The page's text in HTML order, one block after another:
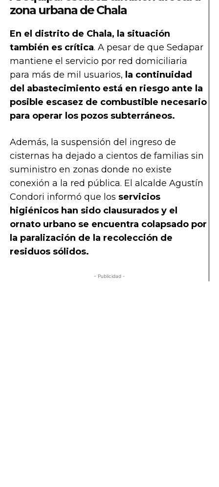
zona urbana de Chala
En el distrito de Chala, la situación
también es crítica. A pesar de que Sedapar
mantiene el servicio por red domiciliaria
para más de mil usuarios, la continuidad
del abastecimiento está en riesgo ante la
posible escasez de combustible necesario
para operar los pozos subterráneos.
Además, la suspensión del ingreso de
cisternas ha dejado a cientos de familias sin
suministro en zonas donde no existe
conexión a la red pública. El alcalde Agustín
Condori informó que los servicios
higiénicos han sido clausurados y el
ornato urbano se encuentra colapsado por
la paralización de la recolección de
residuos sólidos.
- Publicidad -